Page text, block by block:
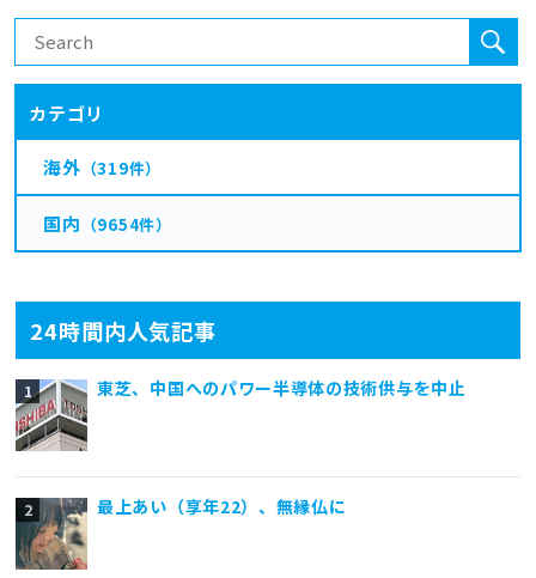
24時間内人気記事
東芝、中国へのパワー半導体の技術供与を中止
最上あい（享年22）、無縁仏に
カテゴリ
海外 （319件）
国内 （9654件）